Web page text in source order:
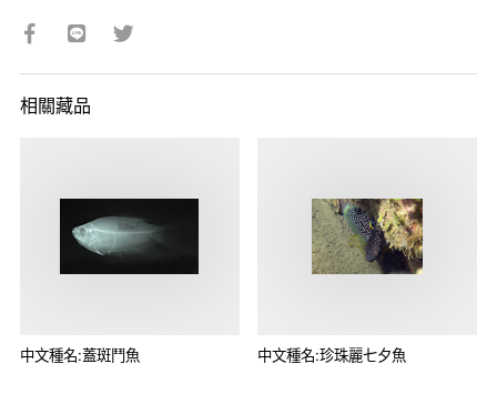
相關藏品
中文種名:蓋斑鬥魚 中文種名:珍珠麗七夕魚